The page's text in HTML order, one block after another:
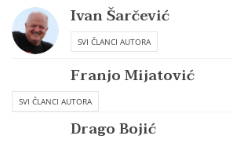
Ivan Šarčević
SVI ČLANCI AUTORA
Franjo Mijatović
SVI ČLANCI AUTORA
Drago Bojić